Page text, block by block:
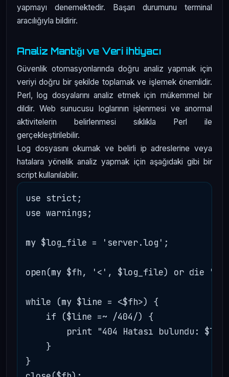
yapmayı denemektedir. Başarı durumunu terminal
aracılığıyla bildirir.
Analiz Mantığı ve Veri İhtiyacı
Güvenlik otomasyonlarında doğru analiz yapmak için
veriyi doğru bir şekilde toplamak ve işlemek önemlidir.
Perl, log dosyalarını analiz etmek için mükemmel bir
dildir. Web sunucusu loglarının işlenmesi ve anormal
aktivitelerin belirlenmesi sıklıkla Perl ile
gerçekleştirilebilir.
Log dosyasını okumak ve belirli ip adreslerine veya
hatalara yönelik analiz yapmak için aşağıdaki gibi bir
script kullanılabilir.
use strict;
use warnings;
my $log_file = 'server.log';
open(my $fh, '<', $log_file) or die
while (my $line = <$fh>) {
    if ($line =~ /404/) {
print "404 Hatası bulundu:
    }
}